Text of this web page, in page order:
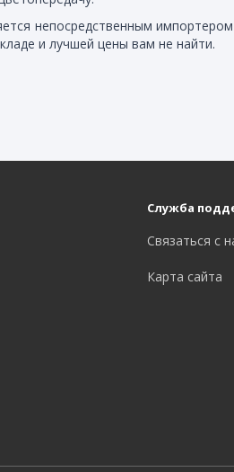
непосредственным
и лучшей цены вам не найти.
Служба
Связаться с
Карта сайта